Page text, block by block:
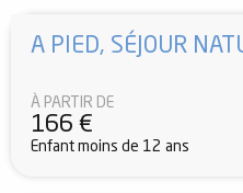
A PIED, SÉJOUR
À PARTIR DE
166 €
Enfant moins de 12 ans